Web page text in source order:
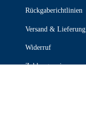
Rückgaberichtlinien
Versand & Lieferung
Widerruf
Zahlungsweisen